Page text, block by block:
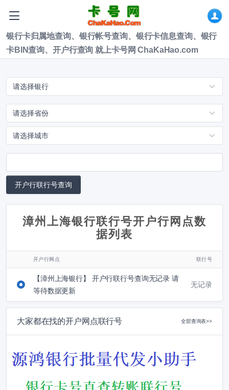
银行卡归属地查询、银行帐号查询、银行卡信息查询、银行
卡BIN查询、开户行查询 就上卡号网 ChaKaHao.com
漳州上海银行联行号开户行网点数
据列表
开户行网点 联行号
【漳州上海银行】 开户行联行号查询无记录 请
等待数据更新
无记录
大家都在找的开户网点联行号 全部查询表>>